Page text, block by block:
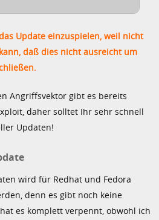
Update einzuspielen, weil nicht
daß dies nicht ausreicht um
Angriffsvektor gibt es bereits
daher solltet Ihr sehr schnell
Updaten!
wird für Redhat und Fedora
denn es gibt noch keine
es komplett verpennt, obwohl ich